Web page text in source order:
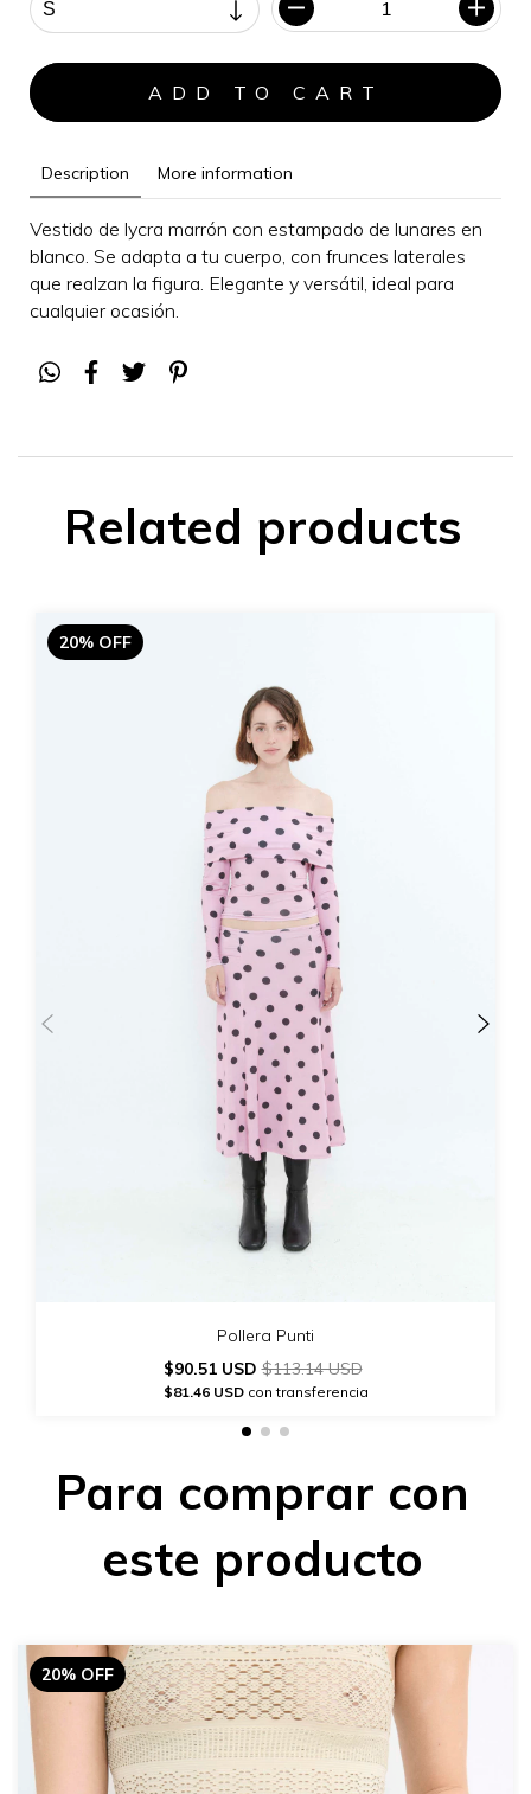
Description More information
Vestido de lycra marrón con estampado de lunares en
blanco. Se adapta a tu cuerpo, con frunces laterales
que realzan la figura. Elegante y versátil, ideal para
cualquier ocasión
Related products
20% OFF
Pollera Punti
$90.51 USD$113.14 USD
$81.46 USDcon transferencia
Para comprar con
este producto
20% OFF